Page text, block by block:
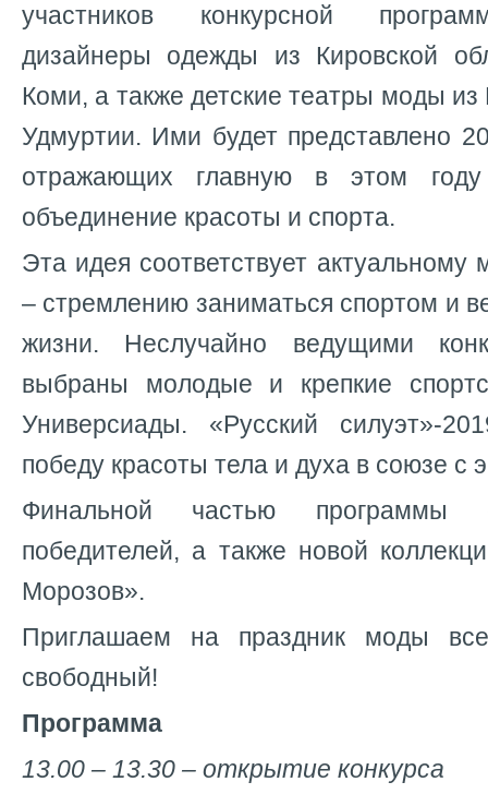
участников конкурсной
дизайнеры одежды из Кировской
Коми, а также детские театры моды из
Удмуртии. Ими будет представлено
отражающих главную в этом
объединение красоты и спорта.
Эта идея соответствует
– стремлению заниматься спортом и
жизни. Неслучайно ведущими
выбраны молодые и крепкие
Универсиады. «Русский силуэт»-
победу красоты тела и духа в союзе с
Финальной частью программы
победителей, а также новой
Морозов».
Приглашаем на праздник моды
свободный!
Программа
13.00 – 13.30 – открытие конкурса